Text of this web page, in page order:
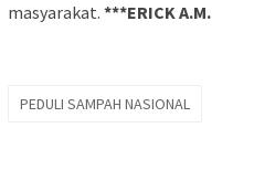
masyarakat. ***ERICK A.M.
PEDULI SAMPAH NASIONAL